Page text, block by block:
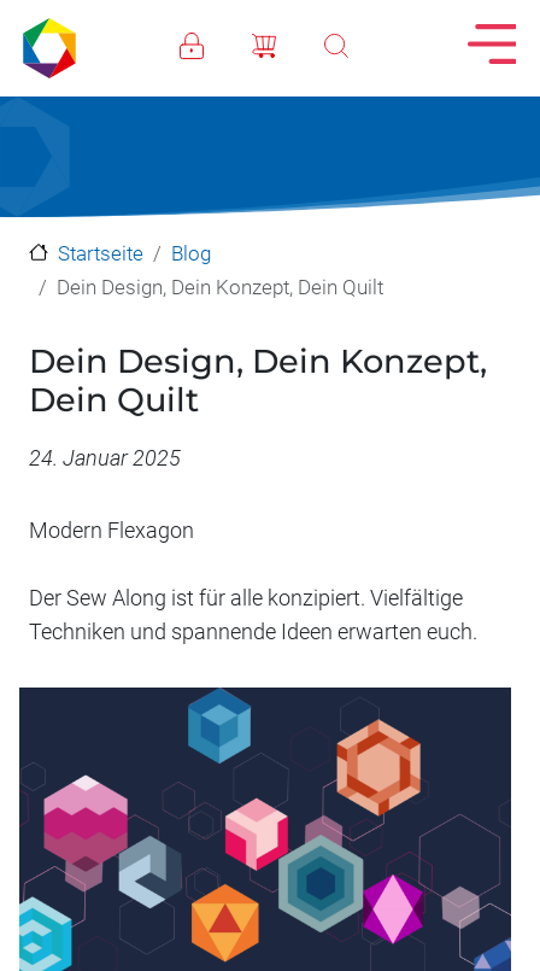
Direkt zum Inhalt
Startseite
Blog
Dein Design, Dein Konzept, Dein Quilt
Dein Design, Dein Konzept,
Dein Quilt
Datum
24. Januar 2025
Modern Flexagon
Der Sew Along ist für alle konzipiert. Vielfältige
Techniken und spannende Ideen erwarten euch.